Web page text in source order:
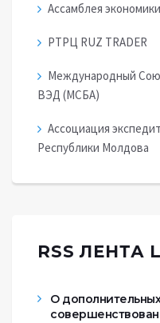
Ассамблея
РТРЦ RUZ TRADER
Международный
ВЭД (МСБА)
Ассоциация
Республики Молдова
RSS ЛЕНТА
О